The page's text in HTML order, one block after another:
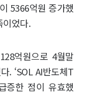
5366억원 증가했
이었다.
억원으로 4월말
. ‘SOL AI반도체T
증한 점이 유효했